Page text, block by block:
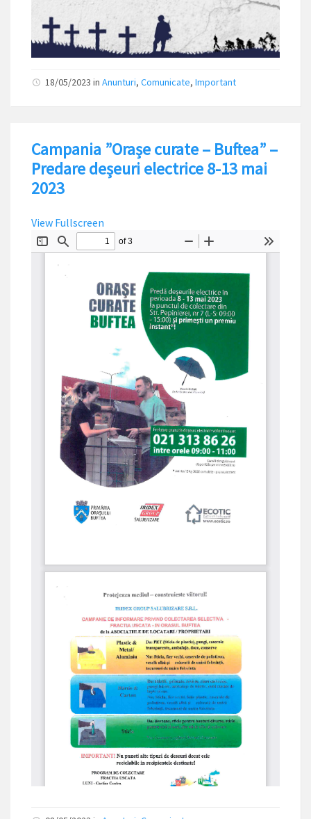
18/05/2023 in Anunturi, Comunicate, Important
Campania ”Orașe curate – Buftea” –
Predare deșeuri electrice 8-13 mai
2023
View Fullscreen